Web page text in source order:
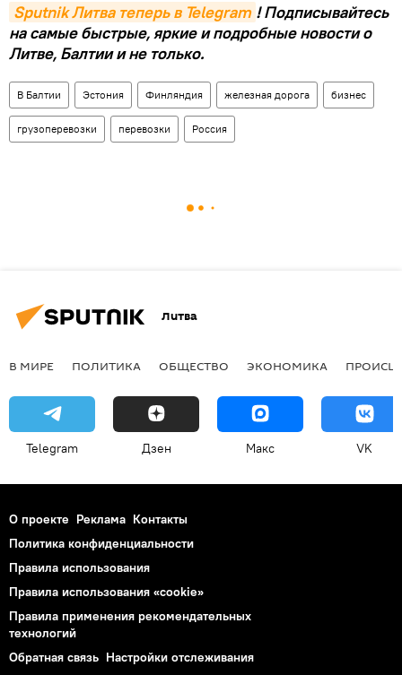
Sputnik Литва теперь в Telegram ! Подписывайтесь
на самые быстрые, яркие и подробные новости о
Литве, Балтии и не только.
В Балтии Эстония Финляндия железная дорога бизнес
грузоперевозки перевозки Россия
Литва
В МИРЕ ПОЛИТИКА ОБЩЕСТВО ЭКОНОМИКА
Telegram Дзен Макс VK
О проекте Реклама Контакты
Политика конфиденциальности
Правила использования
Правила использования «cookie»
Правила применения рекомендательных
технологий
Обратная связь Настройки отслеживания